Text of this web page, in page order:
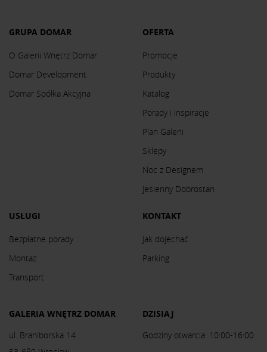
GRUPA DOMAR
O Galerii Wnętrz Domar
Domar Development
Domar Spółka Akcyjna
OFERTA
Promocje
Produkty
Katalog
Porady i inspiracje
Plan Galerii
Sklepy
Noc z Designem
Jesienny Dobrostan
USŁUGI
Bezpłatne porady
Montaż
Transport
KONTAKT
Jak dojechać
Parking
GALERIA WNĘTRZ DOMAR
ul. Braniborska 14
DZISIAJ
Godziny otwarcia: 10:00-16:00